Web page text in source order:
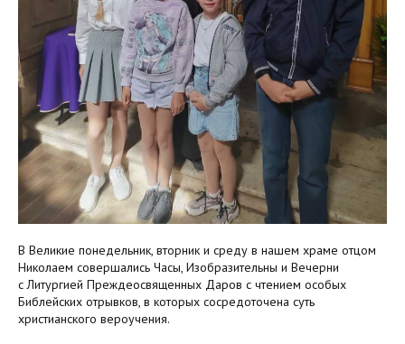
В Великие понедельник, вторник и среду в нашем храме отцом
Николаем совершались Часы, Изобразительны и Вечерни
с Литургией Преждеосвященных Даров с чтением особых
Библейских отрывков, в которых сосредоточена суть
христианского вероучения.